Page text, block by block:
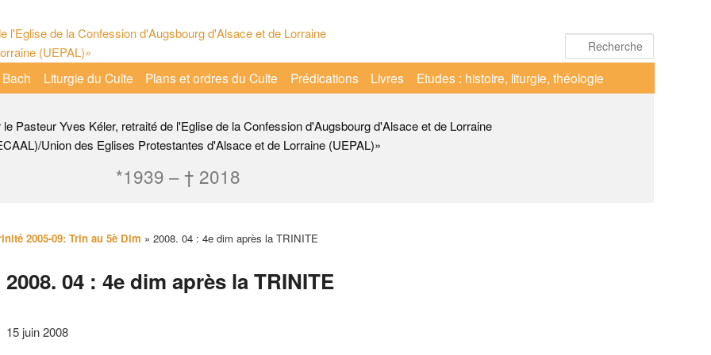
Pasteur Yves Kéler, retraité de l'Eglise de la Confession d'Augsbourg d'Alsace et de Lorraine
Union des Eglises Protestantes d'Alsace et de Lorraine (UEPAL)»
*1939 – † 2018
Liturgie du Culte Plans et ordres du Culte Prédications Livres Etudes : histoire, liturgie, théologie
2008. 04 : 4e dim après la TRINITE
15 juin 2008
2005-09: Trin au 5è Dim » 2008. 04 : 4e dim après la TRINITE